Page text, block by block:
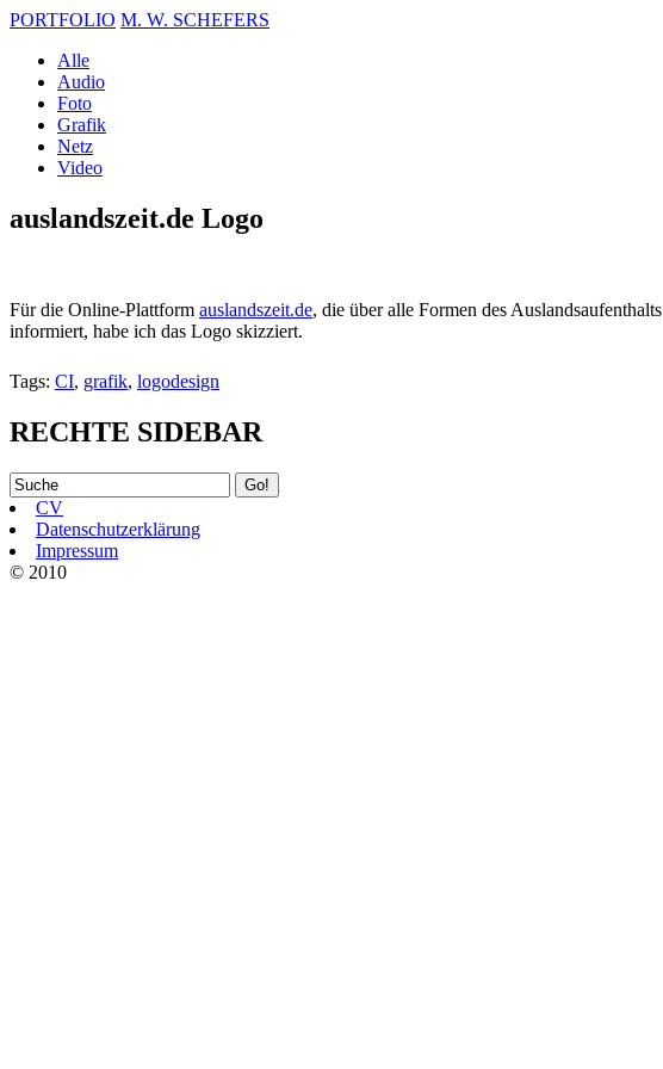
PORTFOLIO M. W. SCHEFERS
Alle
Audio
Foto
Grafik
Netz
Video
auslandszeit.de Logo
Für die Online-Plattform auslandszeit.de, die über alle Formen des Auslandsaufenthalts
informiert, habe ich das Logo skizziert.
Tags: CI, grafik, logodesign
RECHTE SIDEBAR
CV
Datenschutzerklärung
Impressum
© 2010